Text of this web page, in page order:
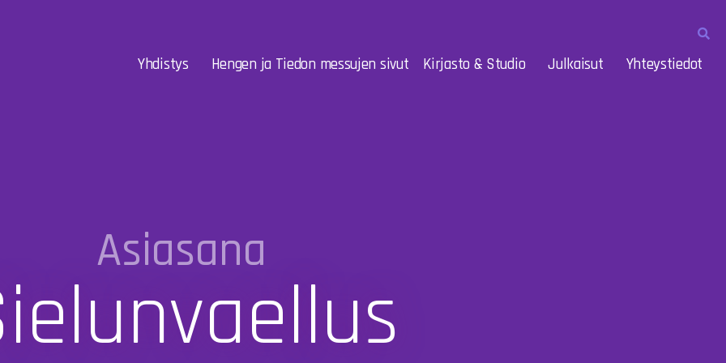
Yhdistys Hengen ja Tiedon messujen sivut Kirjasto & Studio Julkaisut Yhteystiedot
Asiasana